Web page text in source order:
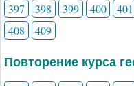
397
398 399 400 401
408
409
Повторение курса